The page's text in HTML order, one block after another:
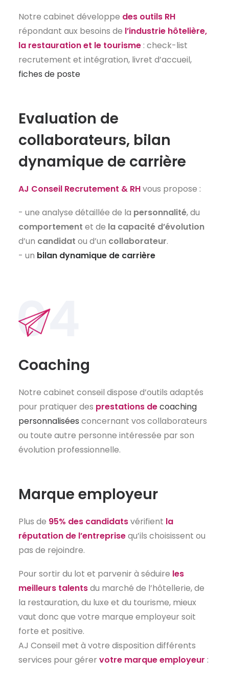
Notre cabinet développe des outils RH
répondant aux besoins de l’industrie hôtelière,
la restauration et le tourisme : check-list
recrutement et intégration, livret d’accueil,
fiches de poste
Evaluation de
collaborateurs, bilan
dynamique de carrière
AJ Conseil Recrutement & RHvous propose :
- une analyse détaillée de la personnalité, du
comportement et de la capacité d’évolution
d’un candidat ou d’un collaborateur.
- un bilan dynamique de carrière
Coaching
Notre cabinet conseil dispose d’outils adaptés
pour pratiquer des prestations decoaching
personnalisées concernant vos collaborateurs
ou toute autre personne intéressée par son
évolution professionnelle.
Marque employeur
Plus de 95% des candidatsvérifient la
réputation de l’entreprisequ’ils choisissent ou
pas de rejoindre.
Pour sortir du lot et parvenir à séduire les
meilleurs talentsdu marché de l’hôtellerie, de
la restauration, du luxe et du tourisme, mieux
vaut donc que votre marque employeur soit
forte et positive.
AJ Conseil met à votre disposition différents
services pour gérer votre marque employeur :